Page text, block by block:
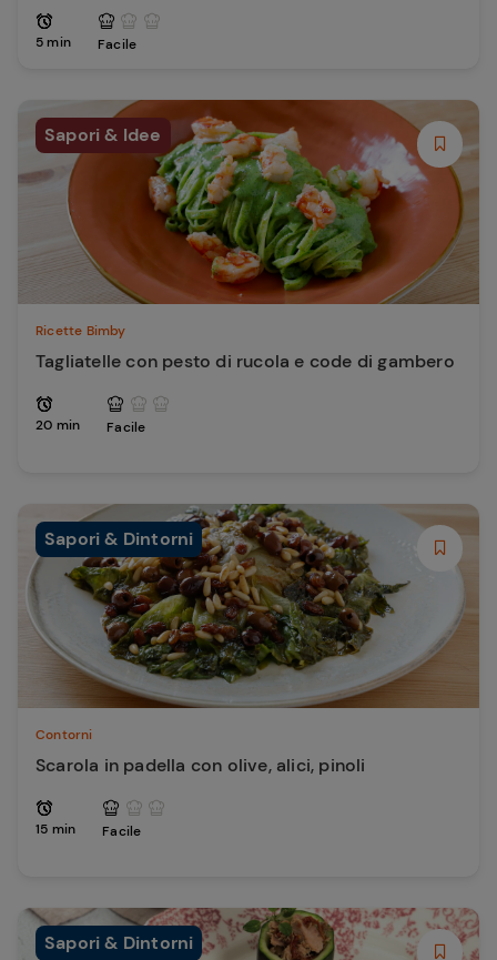
5 min Facile
Sapori & Idee
Ricette Bimby
Tagliatelle con pesto di rucola e code di gambero
20 min Facile
Sapori & Dintorni
Contorni
Scarola in padella con olive, alici, pinoli
15 min Facile
Sapori & Dintorni